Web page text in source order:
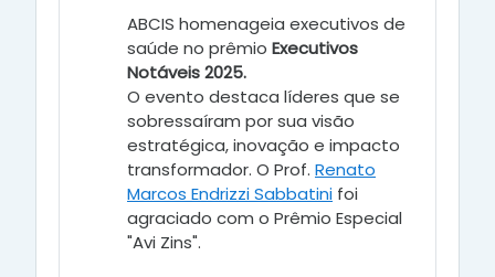
ABCIS homenageia executivos de
saúde no prêmio Executivos
Notáveis 2025.
O evento destaca líderes que se
sobressaíram por sua visão
estratégica, inovação e impacto
transformador. O Prof. Renato
Marcos Endrizzi Sabbatini foi
agraciado com o Prêmio Especial
"Avi Zins".